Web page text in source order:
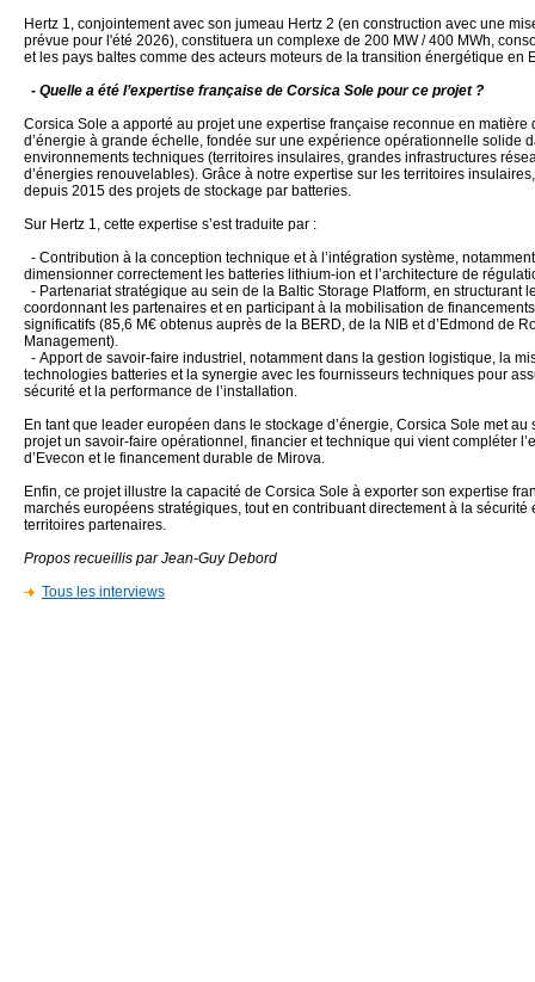
Hertz 1, conjointement avec son jumeau Hertz 2 (en construction avec une
prévue pour l'été 2026), constituera un complexe de 200 MW / 400 MWh,
et les pays baltes comme des acteurs moteurs de la transition énergétique en
- Quelle a été l’expertise française de Corsica Sole pour ce projet ?
Corsica Sole a apporté au projet une expertise française reconnue en matière
d’énergie à grande échelle, fondée sur une expérience opérationnelle solide
environnements techniques (territoires insulaires, grandes infrastructures
d’énergies renouvelables). Grâce à notre expertise sur les territoires
depuis 2015 des projets de stockage par batteries.
Sur Hertz 1, cette expertise s’est traduite par :
- Contribution à la conception technique et à l’intégration système,
dimensionner correctement les batteries lithium-ion et l’architecture de
- Partenariat stratégique au sein de la Baltic Storage Platform, en structurant
coordonnant les partenaires et en participant à la mobilisation de
significatifs (85,6 M€ obtenus auprès de la BERD, de la NIB et d’Edmond de
Management).
- Apport de savoir-faire industriel, notamment dans la gestion logistique, la
technologies batteries et la synergie avec les fournisseurs techniques pour
sécurité et la performance de l’installation.
En tant que leader européen dans le stockage d’énergie, Corsica Sole met au
projet un savoir-faire opérationnel, financier et technique qui vient compléter
d’Evecon et le financement durable de Mirova.
Enfin, ce projet illustre la capacité de Corsica Sole à exporter son expertise
marchés européens stratégiques, tout en contribuant directement à la sécurité
territoires partenaires.
Propos recueillis par Jean-Guy Debord
Tous les interviews